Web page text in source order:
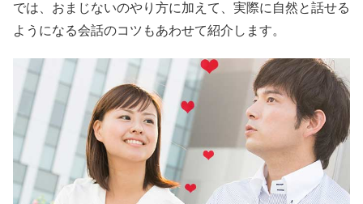
では、おまじないのやり方に加えて、実際に自然と話せる
ようになる会話のコツもあわせて紹介します。